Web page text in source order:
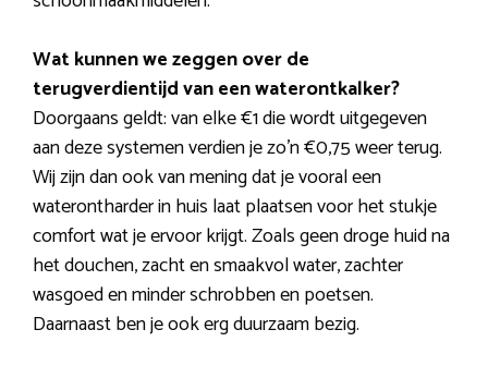
Wat kunnen we zeggen over de
terugverdientijd van een waterontkalker?
Doorgaans geldt: van elke €1 die wordt uitgegeven
aan deze systemen verdien je zo’n €0,75 weer terug.
Wij zijn dan ook van mening dat je vooral een
waterontharder in huis laat plaatsen voor het stukje
comfort wat je ervoor krijgt. Zoals geen droge huid na
het douchen, zacht en smaakvol water, zachter
wasgoed en minder schrobben en poetsen.
Daarnaast ben je ook erg duurzaam bezig.